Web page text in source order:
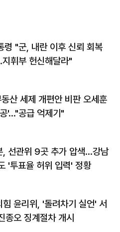
령 "군, 내란 이후 신뢰 회복
휘부 헌신해달라"
산 세제 개편안 비판 오세훈
'…"공급 억제기"
, 선관위 9곳 추가 압색…강남
'투표율 허위 입력' 정황
힘 윤리위, '돌려차기 실언' 서
종오 징계절차 개시